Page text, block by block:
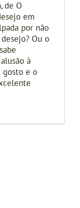
de O
em
por não
Ou o
à
gosto e o